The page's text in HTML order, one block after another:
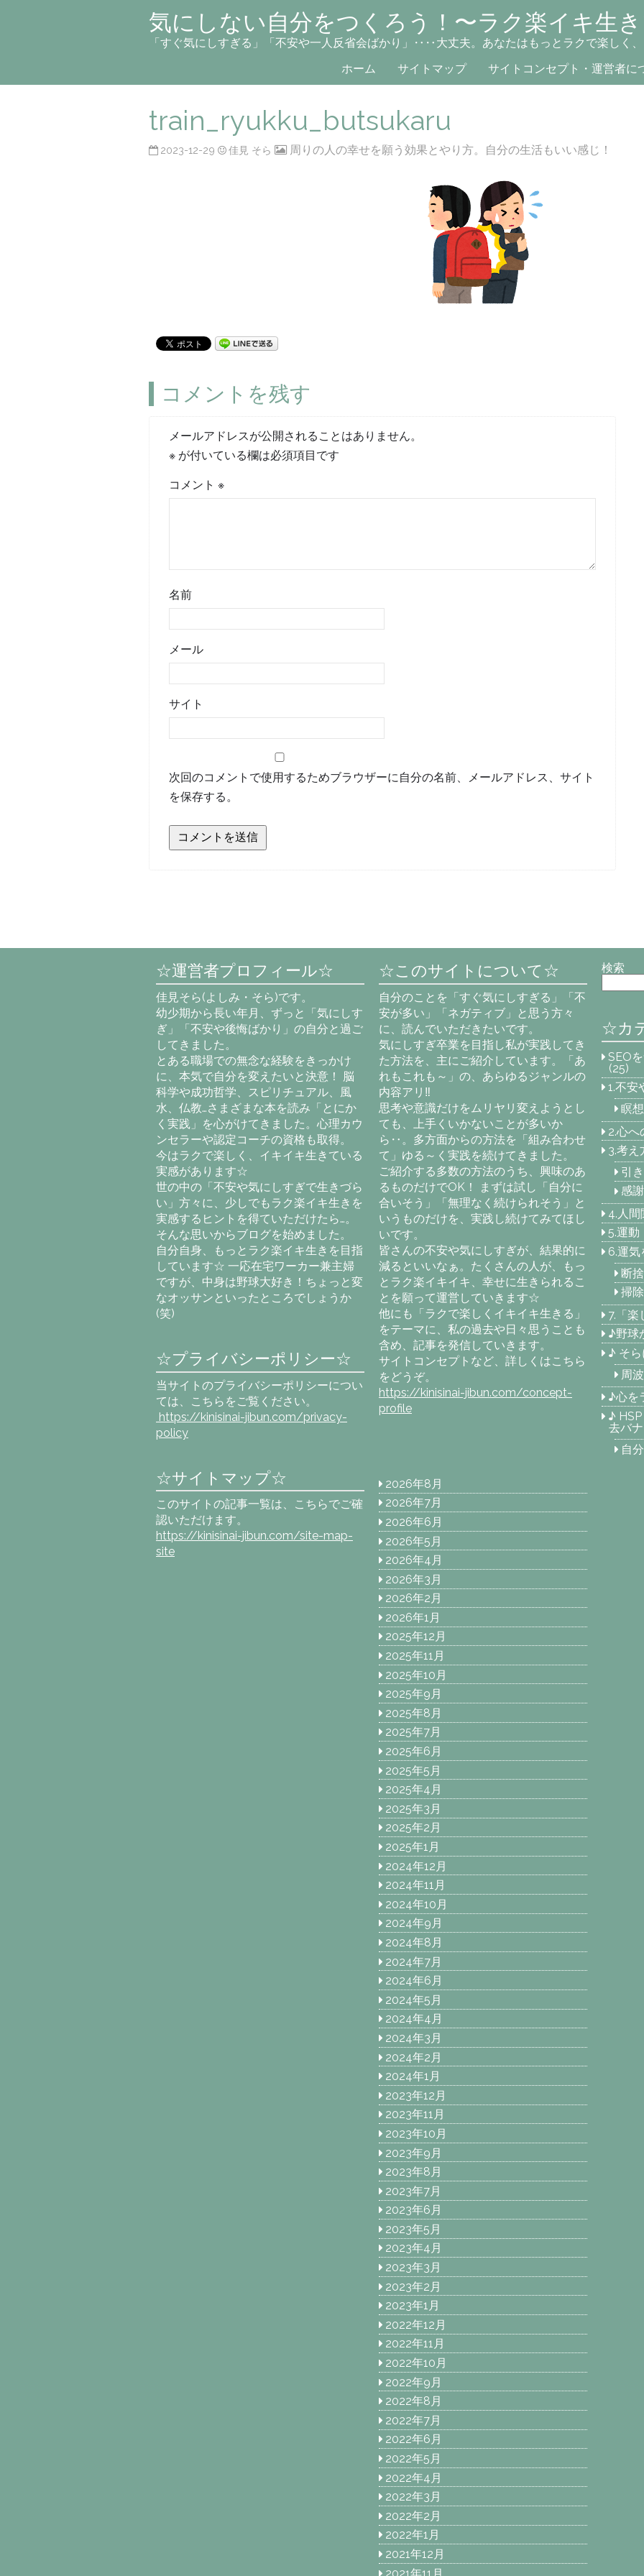
気にしない自分をつくろう！〜ラク楽イキ生
「すぐ気にしすぎる」「不安や一人反省会ばかり」‥‥大丈夫。あなたはもっとラクで楽しく
ホーム
サイトマップ サイトコンセプト・運営者に
train_ryukku_butsukaru
2023-12-29 佳見 そら 周りの人の幸せを願う効果とやり方。自分の生活もいい感じ！
コメントを残す
メールアドレスが公開されることはありません。
※ が付いている欄は必須項目です
コメント※
名前
メール
サイト
次回のコメントで使用するためブラウザーに自分の名前、メールアドレス、サイト
を保存する。
☆運営者プロフィール☆
佳見そら(よしみ・そら)です。
幼少期から長い年月、ずっと「気にしす
ぎ」「不安や後悔ばかり」の自分と過ご
してきました。
とある職場での無念な経験をきっかけ
に、本気で自分を変えたいと決意！ 脳
科学や成功哲学、スピリチュアル、風
水、仏教…さまざまな本を読み「とにか
く実践」を心がけてきました。心理カウ
ンセラーや認定コーチの資格も取得。
今はラクで楽しく、イキイキ生きている
実感があります☆
世の中の「不安や気にしすぎで生きづら
い」方々に、少しでもラク楽イキ生きを
実感するヒントを得ていただけたら…。
そんな思いからブログを始めました。
自分自身、もっとラク楽イキ生きを目指
しています☆ 一応在宅ワーカー兼主婦
ですが、中身は野球大好き！ちょっと変
なオッサンといったところでしょうか
(笑)
☆このサイトについて☆
自分のことを「すぐ気にしすぎる」「不
安が多い」「ネガティブ」と思う方々
に、読んでいただきたいです。
気にしすぎ卒業を目指し私が実践してき
た方法を、主にご紹介しています。「あ
れもこれも～」の、あらゆるジャンルの
内容アリ‼
思考や意識だけをムリヤリ変えようとし
ても、上手くいかないことが多いか
ら‥。多方面からの方法を「組み合わせ
て」ゆる～く実践を続けてきました。
ご紹介する多数の方法のうち、興味のあ
るものだけでOK！ まずは試し「自分に
合いそう」「無理なく続けられそう」と
いうものだけを、実践し続けてみてほし
いです。
皆さんの不安や気にしすぎが、結果的に
減るといいなぁ。たくさんの人が、もっ
とラク楽イキイキ、幸せに生きられるこ
とを願って運営していきます☆
他にも「ラクで楽しくイキイキ生きる」
をテーマに、私の過去や日々思うことも
含め、記事を発信していきます。
サイトコンセプトなど、詳しくはこちら
をどうぞ。
https://kinisinai-jibun.com/concept-
profile
検索
☆カ
SEO
(25)
1.不安
瞑
2.心へ
3.考え
引
感
4.人間
5.運動
6.運気
断
掃
7.「楽
♪野球
♪ そ
周
♪心を
♪
去バナ
自
☆プライバシーポリシー☆
当サイトのプライバシーポリシーについ
ては、こちらをご覧ください。
https://kinisinai-jibun.com/privacy-
policy
☆サイトマップ☆
このサイトの記事一覧は、こちらでご確
認いただけます。
https://kinisinai-jibun.com/site-map-
site
2026年8月
2026年7月
2026年6月
2026年5月
2026年4月
2026年3月
2026年2月
2026年1月
2025年12月
2025年11月
2025年10月
2025年9月
2025年8月
2025年7月
2025年6月
2025年5月
2025年4月
2025年3月
2025年2月
2025年1月
2024年12月
2024年11月
2024年10月
2024年9月
2024年8月
2024年7月
2024年6月
2024年5月
2024年4月
2024年3月
2024年2月
2024年1月
2023年12月
2023年11月
2023年10月
2023年9月
2023年8月
2023年7月
2023年6月
2023年5月
2023年4月
2023年3月
2023年2月
2023年1月
2022年12月
2022年11月
2022年10月
2022年9月
2022年8月
2022年7月
2022年6月
2022年5月
2022年4月
2022年3月
2022年2月
2022年1月
2021年12月
2021年11月